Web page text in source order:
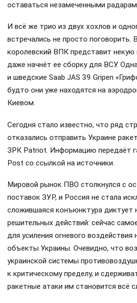
оставаться незамеченными
И всё же трио из двух хохлов и
встречались не просто поговорить.
королевский ВПК представит некую
даже начнёт ее сборку для ВСУ.
и шведские Saab JAS 39 Gripen
будто они уже находятся на
Киевом.
Сегодня стало известно, что ряд
отказались отправить Украине
ЗРК Patriot. Информацию передаёт
Post со ссылкой на источники.
Мировой рынок ПВО столкнулся с
поставок ЗУР, и Россия не стала
сложившаяся конъюнктура диктует
решительных действий: сейчас
для усиления огневого воздействия
объекты Украины. Очевидно, что
украинской системы
к критическому пределу, и
ракетные атаки им становится всё